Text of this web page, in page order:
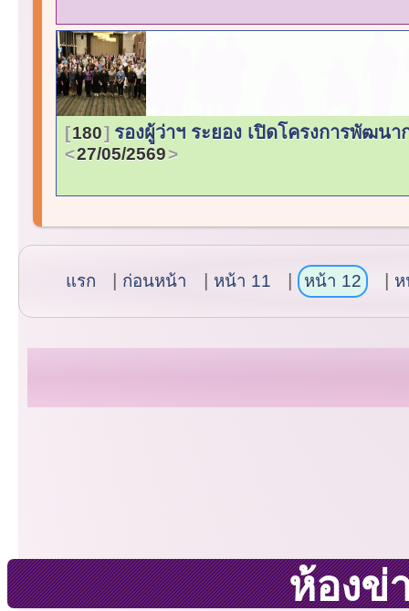
180 รองผู้ว่าฯ ระยอง เปิดโครงการพัฒน
27/05/2569
แรก ก่อนหน้า หน้า 11 หน้า 12 ห
ห้องข่